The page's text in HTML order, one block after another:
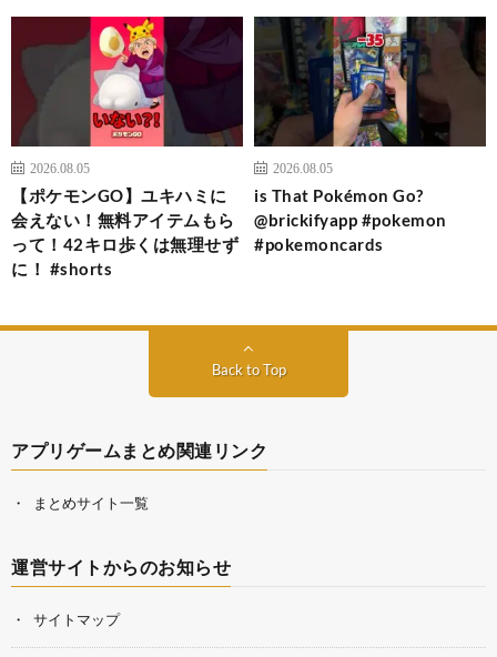
2026.08.05
【ポケモンGO】ユキハミに
会えない！無料アイテムもら
って！42キロ歩くは無理せず
に！ #shorts
2026.08.05
is That Pokémon Go?
@brickifyapp #pokemon
#pokemoncards
Back to Top
アプリゲームまとめ関連リンク
まとめサイト一覧
運営サイトからのお知らせ
サイトマップ